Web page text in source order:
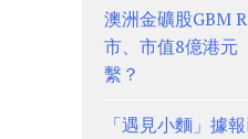
澳洲金礦股GBM
市、市值8億港
繫？
「遇見小麵」據